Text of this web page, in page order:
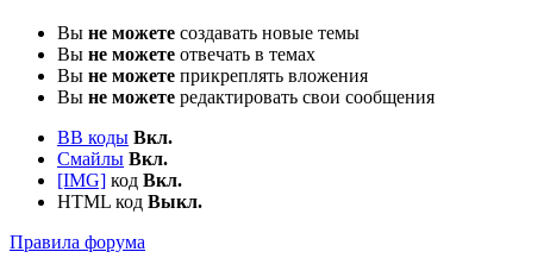
Вы не можете создавать новые темы
Вы не можете отвечать в темах
Вы не можете прикреплять вложения
Вы не можете редактировать свои сообщения
BB коды Вкл.
Смайлы Вкл.
[IMG] код Вкл.
HTML код Выкл.
Правила форума